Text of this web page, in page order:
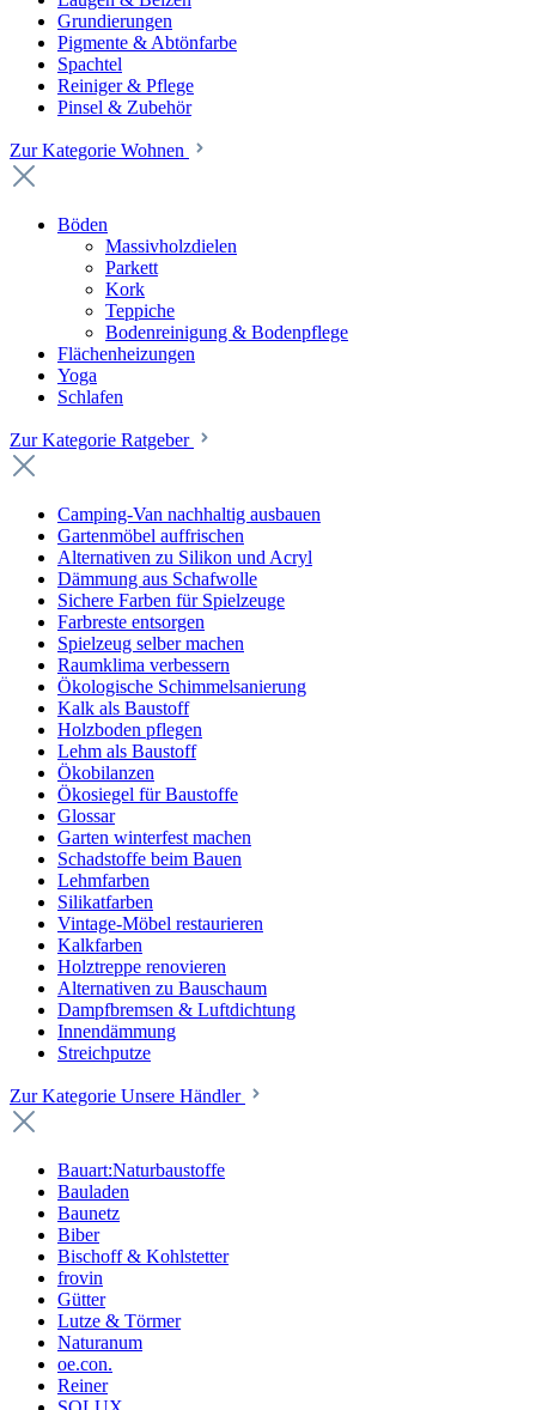
Grundierungen
Pigmente & Abtönfarbe
Spachtel
Reiniger & Pflege
Pinsel & Zubehör
Zur Kategorie Wohnen
Böden
Massivholzdielen
Parkett
Kork
Teppiche
Bodenreinigung & Bodenpflege
Flächenheizungen
Yoga
Schlafen
Zur Kategorie Ratgeber
Camping-Van nachhaltig ausbauen
Gartenmöbel auffrischen
Alternativen zu Silikon und Acryl
Dämmung aus Schafwolle
Sichere Farben für Spielzeuge
Farbreste entsorgen
Spielzeug selber machen
Raumklima verbessern
Ökologische Schimmelsanierung
Kalk als Baustoff
Holzboden pflegen
Lehm als Baustoff
Ökobilanzen
Ökosiegel für Baustoffe
Glossar
Garten winterfest machen
Schadstoffe beim Bauen
Lehmfarben
Silikatfarben
Vintage-Möbel restaurieren
Kalkfarben
Holztreppe renovieren
Alternativen zu Bauschaum
Dampfbremsen & Luftdichtung
Innendämmung
Streichputze
Zur Kategorie Unsere Händler
Bauart:Naturbaustoffe
Bauladen
Baunetz
Biber
Bischoff & Kohlstetter
frovin
Gütter
Lutze & Törmer
Naturanum
oe.con.
Reiner